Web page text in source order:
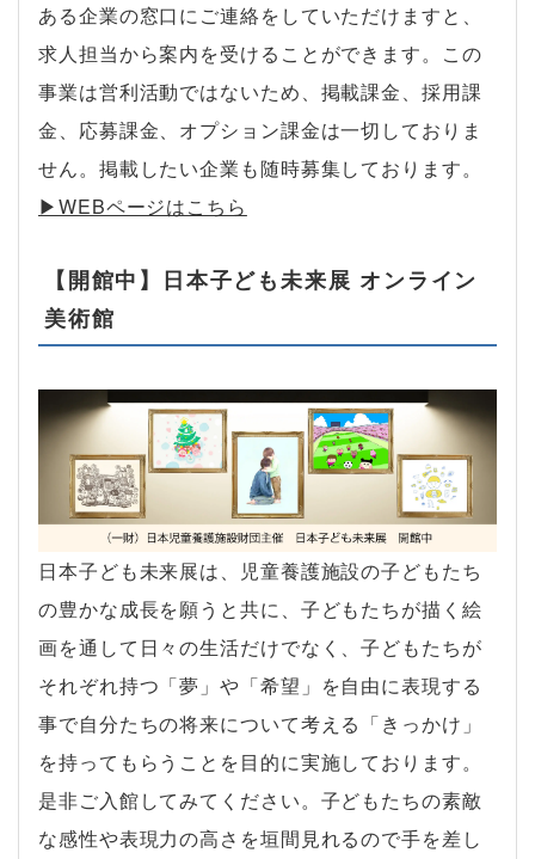
ある企業の窓口にご連絡をしていただけますと、
求人担当から案内を受けることができます。この
事業は営利活動ではないため、掲載課金、採用課
金、応募課金、オプション課金は一切しておりま
せん。掲載したい企業も随時募集しております。
▶︎WEBページはこちら
【開館中】日本子ども未来展 オンライン
美術館
日本子ども未来展は、児童養護施設の子どもたち
の豊かな成長を願うと共に、子どもたちが描く絵
画を通して日々の生活だけでなく、子どもたちが
それぞれ持つ「夢」や「希望」を自由に表現する
事で自分たちの将来について考える「きっかけ」
を持ってもらうことを目的に実施しております。
是非ご入館してみてください。子どもたちの素敵
な感性や表現力の高さを垣間見れるので手を差し